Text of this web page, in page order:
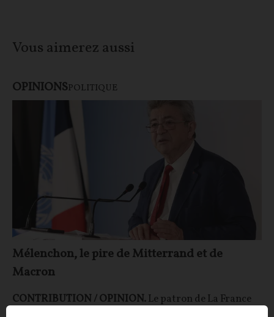
Vous aimerez aussi
OPINIONSPOLITIQUE
Mélenchon, le pire de Mitterrand et de
Macron
CONTRIBUTION / OPINION.Le patron de La France